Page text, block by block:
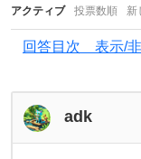
波
止
の
防
アクティブ 投票数順 新
回答目次 表示/
adk